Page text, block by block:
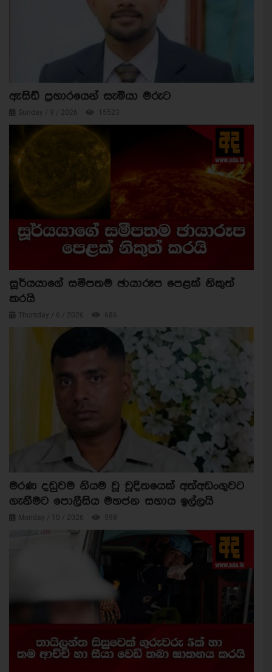
ඇසිඩ් ප්‍රහාරයෙන් සැමියා මරුට
Sunday / 9 / 2026 15523
සූර්යයාගේ සමීපතම ඡායාරූප පෙළක් නිකුත්
කරයි
Thursday / 6 / 2026 686
මරණ දඩුවම නියම වූ චූදිතයෙක් අත්අඩංගුවට
ගැනීමට පොලීසිය මහජන සහාය ඉල්ලයි
Monday / 10 / 2026 598